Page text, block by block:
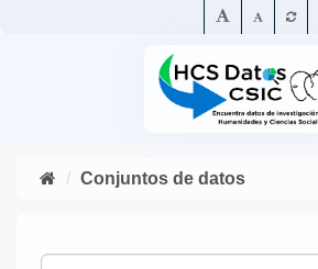
Conjuntos de datos